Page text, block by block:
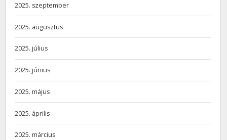
2025. szeptember
2025. augusztus
2025. július
2025. június
2025. május
2025. április
2025. március